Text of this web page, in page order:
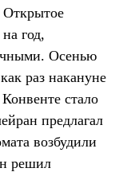
Открытое
год,
Осенью
раз накануне
стало
предлагал
возбудили
решил